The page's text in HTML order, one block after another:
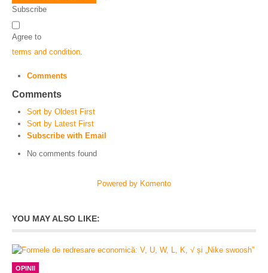
Subscribe
Agree to
terms and condition
Comments
Comments
Sort by Oldest First
Sort by Latest First
Subscribe with Email
No comments found
Powered by Komento
YOU MAY ALSO LIKE:
OPINII